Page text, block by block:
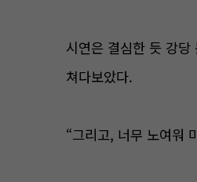
시연은 결심한 듯 강당
쳐다보았다.
“그리고, 너무 노여워